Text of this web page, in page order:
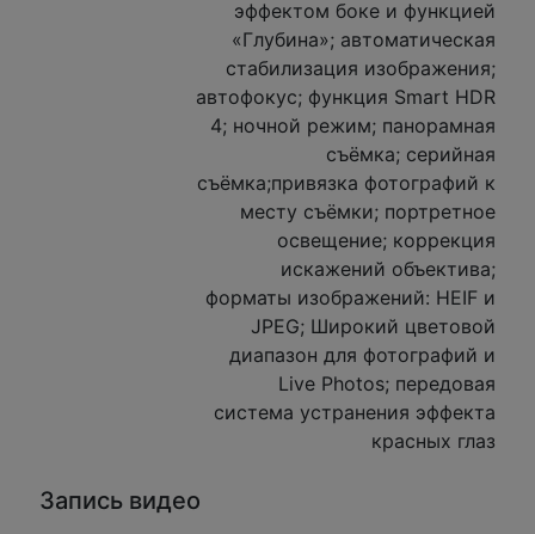
эффектом боке и функцией
«Глубина»; автоматическая
стабилизация изображения;
автофокус; функция Smart HDR
4; ночной режим; панорамная
съёмка; серийная
съëмка;привязка фотографий к
месту съёмки; портретное
освещение; коррекция
искажений объектива;
форматы изображений: HEIF и
JPEG; Широкий цветовой
диапазон для фотографий и
Live Photos; передовая
система устранения эффекта
красных глаз
Запись видео